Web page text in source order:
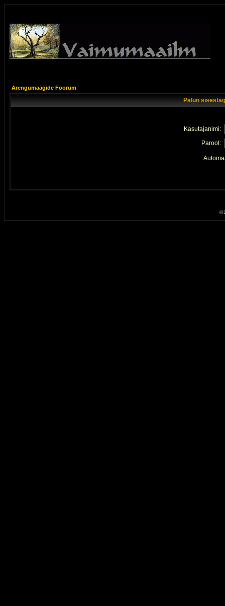
Arengumaagide Foorum
Palun
Kasutajanimi:
Parool:
©